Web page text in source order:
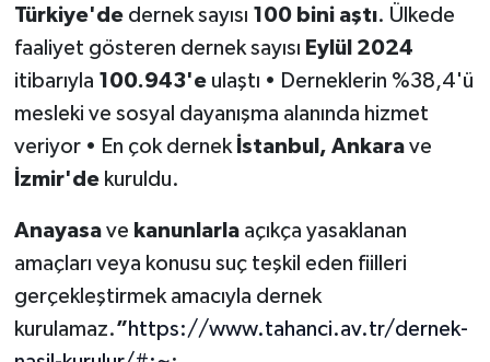
Türkiye'dedernek sayısı 100 bini aştı. Ülkede
faaliyet gösteren dernek sayısı Eylül 2024
itibarıyla 100.943'eulaştı • Derneklerin %38,4'ü
mesleki ve sosyal dayanışma alanında hizmet
veriyor • En çok dernek İstanbul, Ankarave
İzmir'dekuruldu.
Anayasave kanunlarlaaçıkça yasaklanan
amaçları veya konusu suç teşkil eden fiilleri
gerçekleştirmek amacıyla dernek
kurulamaz.” https://www.tahanci.av.tr/dernek-